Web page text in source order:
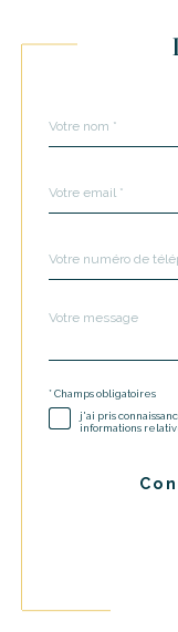
par
*
*
*
Fieldset
Message
Validation
* Champs obligatoires
j'ai pris
informations